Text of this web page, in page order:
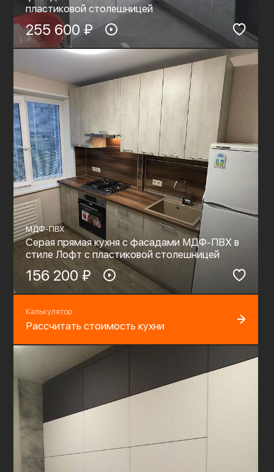
пластиковой столешницей
255 600 ₽
МДФ-ПВХ
Серая прямая кухня с фасадами МДФ-ПВХ в
стиле Лофт с пластиковой столешницей
156 200 ₽
Калькулятор
Рассчитать стоимость кухни